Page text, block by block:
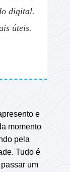
digital.
úteis.
e
momento
pela
Tudo é
um